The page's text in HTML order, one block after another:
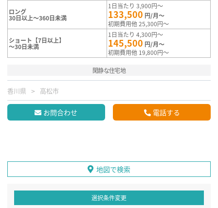
ロング
30日以上～360日未満
1日当たり 3,900円～
133,500 円/月～
初期費用他 25,300円～
ショート【7日以上】
～30日未満
1日当たり 4,300円～
145,500 円/月～
初期費用他 19,800円～
閑静な住宅地
香川県 高松市
お問合わせ 電話する
地図で検索
選択条件変更